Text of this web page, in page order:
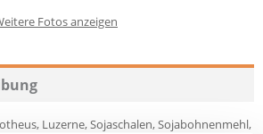
Fotos anzeigen
Luzerne, Sojaschalen, Sojabohnenmehl,